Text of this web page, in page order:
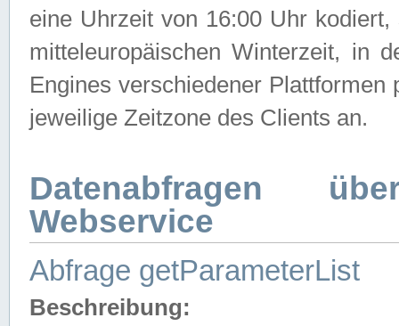
eine Uhrzeit von 16:00 Uhr
mitteleuropäischen Winterzeit, in
Engines verschiedener
jeweilige Zeitzone des Clients an.
Datenabfragen
Webservice
Abfrage getParameterList
Beschreibung: